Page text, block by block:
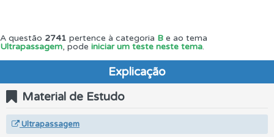
A questão 2741 pertence à categoria B e ao tema
Ultrapassagem, pode iniciar um teste neste tema.
Explicação
Material de Estudo
Ultrapassagem